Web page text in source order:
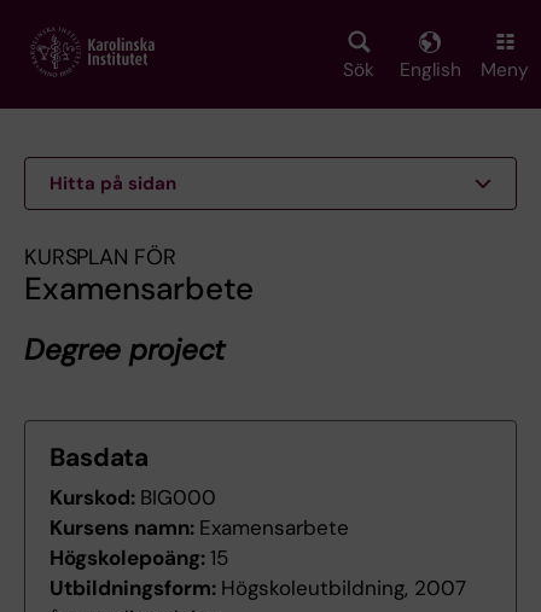
main
Sök English Meny
Hitta på sidan
KURSPLAN FÖR
Examensarbete
Degree project
Basdata
Kurskod: BIG000
Kursens namn: Examensarbete
Högskolepoäng:15
Utbildningsform: Högskoleutbildning, 2007